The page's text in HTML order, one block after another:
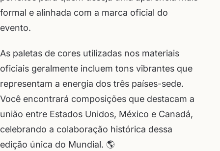
formal e alinhada com a marca oficial do
evento.
As paletas de cores utilizadas nos materiais
oficiais geralmente incluem tons vibrantes que
representam a energia dos três países-sede.
Você encontrará composições que destacam a
união entre Estados Unidos, México e Canadá,
celebrando a colaboração histórica dessa
edição única do Mundial. 🌎